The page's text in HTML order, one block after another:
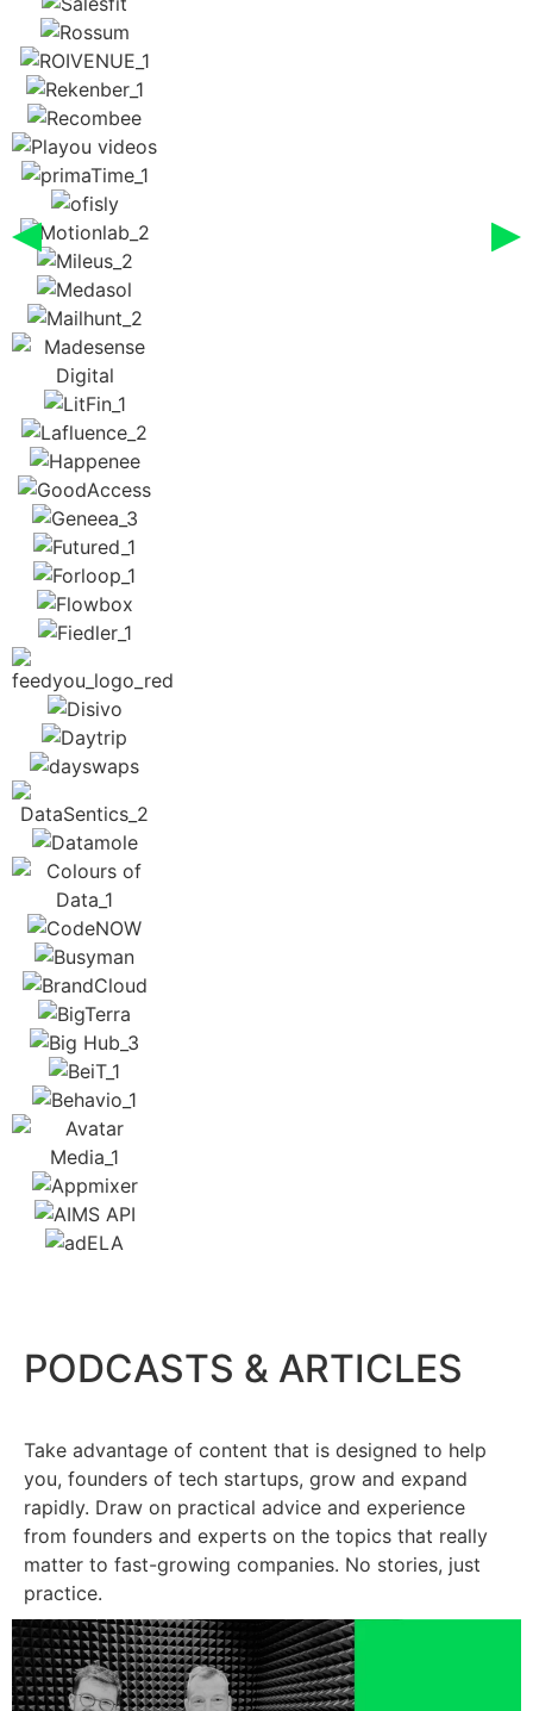
PODCASTS & ARTICLES
Take advantage of content that is designed to help
you, founders of tech startups, grow and expand
rapidly. Draw on practical advice and experience
from founders and experts on the topics that really
matter to fast-growing companies. No stories, just
practice.